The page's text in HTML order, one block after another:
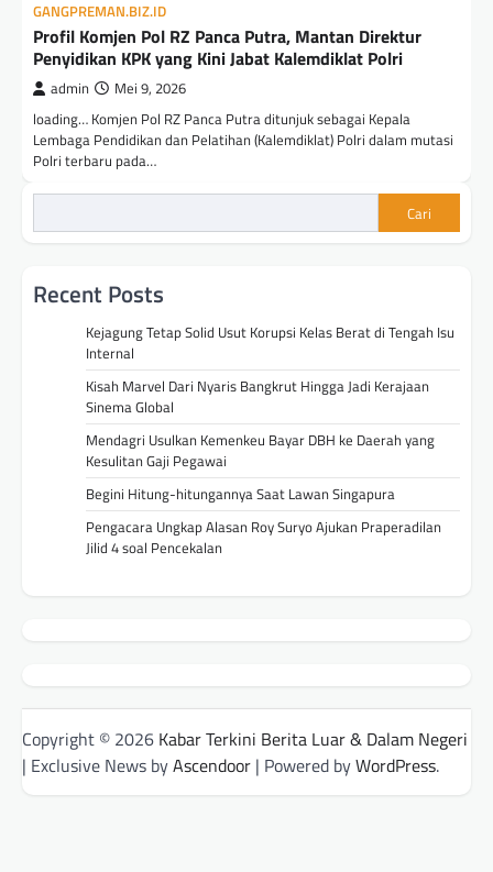
GANGPREMAN.BIZ.ID
Profil Komjen Pol RZ Panca Putra, Mantan Direktur
Penyidikan KPK yang Kini Jabat Kalemdiklat Polri
admin Mei 9, 2026
loading… Komjen Pol RZ Panca Putra ditunjuk sebagai Kepala
Lembaga Pendidikan dan Pelatihan (Kalemdiklat) Polri dalam mutasi
Polri terbaru pada…
Cari
Recent Posts
Kejagung Tetap Solid Usut Korupsi Kelas Berat di Tengah Isu
Internal
Kisah Marvel Dari Nyaris Bangkrut Hingga Jadi Kerajaan
Sinema Global
Mendagri Usulkan Kemenkeu Bayar DBH ke Daerah yang
Kesulitan Gaji Pegawai
Begini Hitung-hitungannya Saat Lawan Singapura
Pengacara Ungkap Alasan Roy Suryo Ajukan Praperadilan
Jilid 4 soal Pencekalan
Copyright © 2026 Kabar Terkini Berita Luar & Dalam Negeri
| Exclusive News byAscendoor | Powered byWordPress.